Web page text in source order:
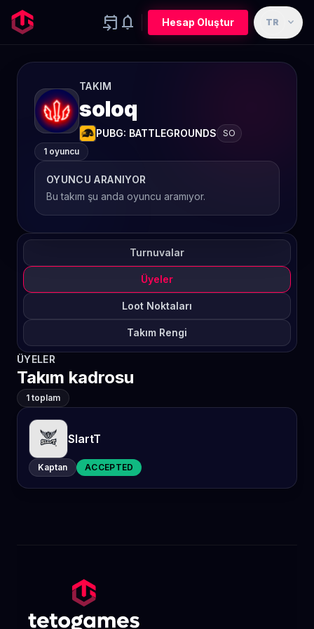
event_upcoming notifications Hesap Oluştur TR expand_more
TAKIM
soloq
PUBG: BATTLEGROUNDS
SO
1 oyuncu
OYUNCU ARANIYOR
Bu takım şu anda oyuncu aramıyor.
Turnuvalar
Üyeler
Loot Noktaları
Takım Rengi
ÜYELER
Takım kadrosu
1 toplam
SlartT
Kaptan ACCEPTED